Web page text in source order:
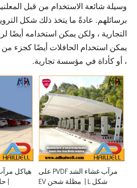
وسيلة شائعة الاستخدام من قبل
برسائلهم. عادةً ما يتخذ ذلك شكل
التجارية ، ولكن يمكن استخدامه أيضًا
يمكن استخدام الحافلات أيضًا كجزء
، أو كأداة في مؤسسة تجارية.
مرآب غشاء الشد PVDF على
شكل L | مظلة شحن EV
هياكل
|